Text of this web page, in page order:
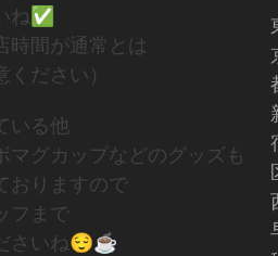
ね✅
時間が通常とは
ださい）
いる他
マグカップなどのグッズも
おりますので
フまで
さいね😌☕️